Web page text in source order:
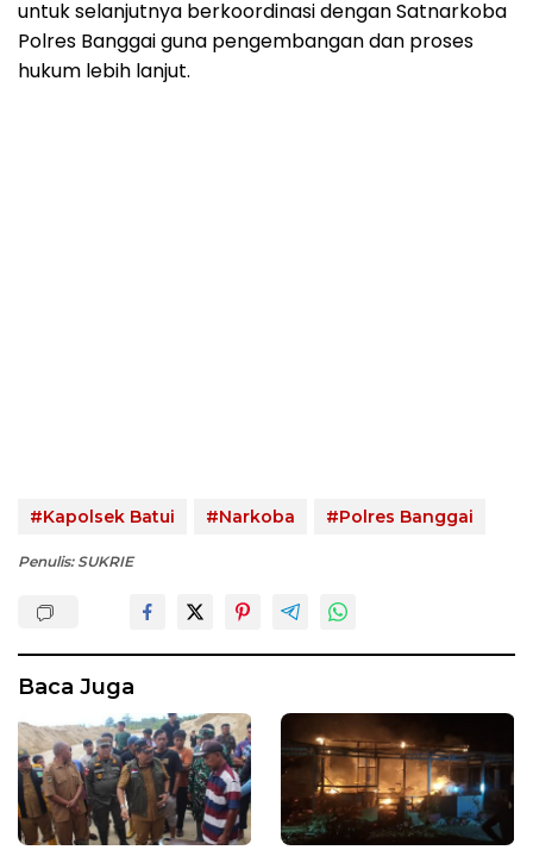
untuk selanjutnya berkoordinasi dengan Satnarkoba
Polres Banggai guna pengembangan dan proses
hukum lebih lanjut.
#Kapolsek Batui #Narkoba #Polres Banggai
Penulis: SUKRIE
Baca Juga